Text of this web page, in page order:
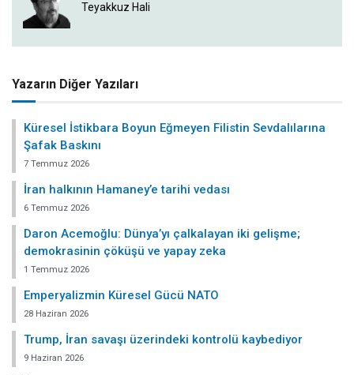
Teyakkuz Hali
Yazarın Diğer Yazıları
Küresel İstikbara Boyun Eğmeyen Filistin Sevdalılarına
Şafak Baskını
7 Temmuz 2026
İran halkının Hamaney’e tarihi vedası
6 Temmuz 2026
Daron Acemoğlu: Dünya’yı çalkalayan iki gelişme;
demokrasinin çöküşü ve yapay zeka
1 Temmuz 2026
Emperyalizmin Küresel Gücü NATO
28 Haziran 2026
Trump, İran savaşı üzerindeki kontrolü kaybediyor
9 Haziran 2026